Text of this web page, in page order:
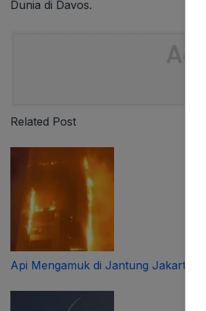
Dunia di Davos.
Related Post
Api Mengamuk di Jantung Jakarta